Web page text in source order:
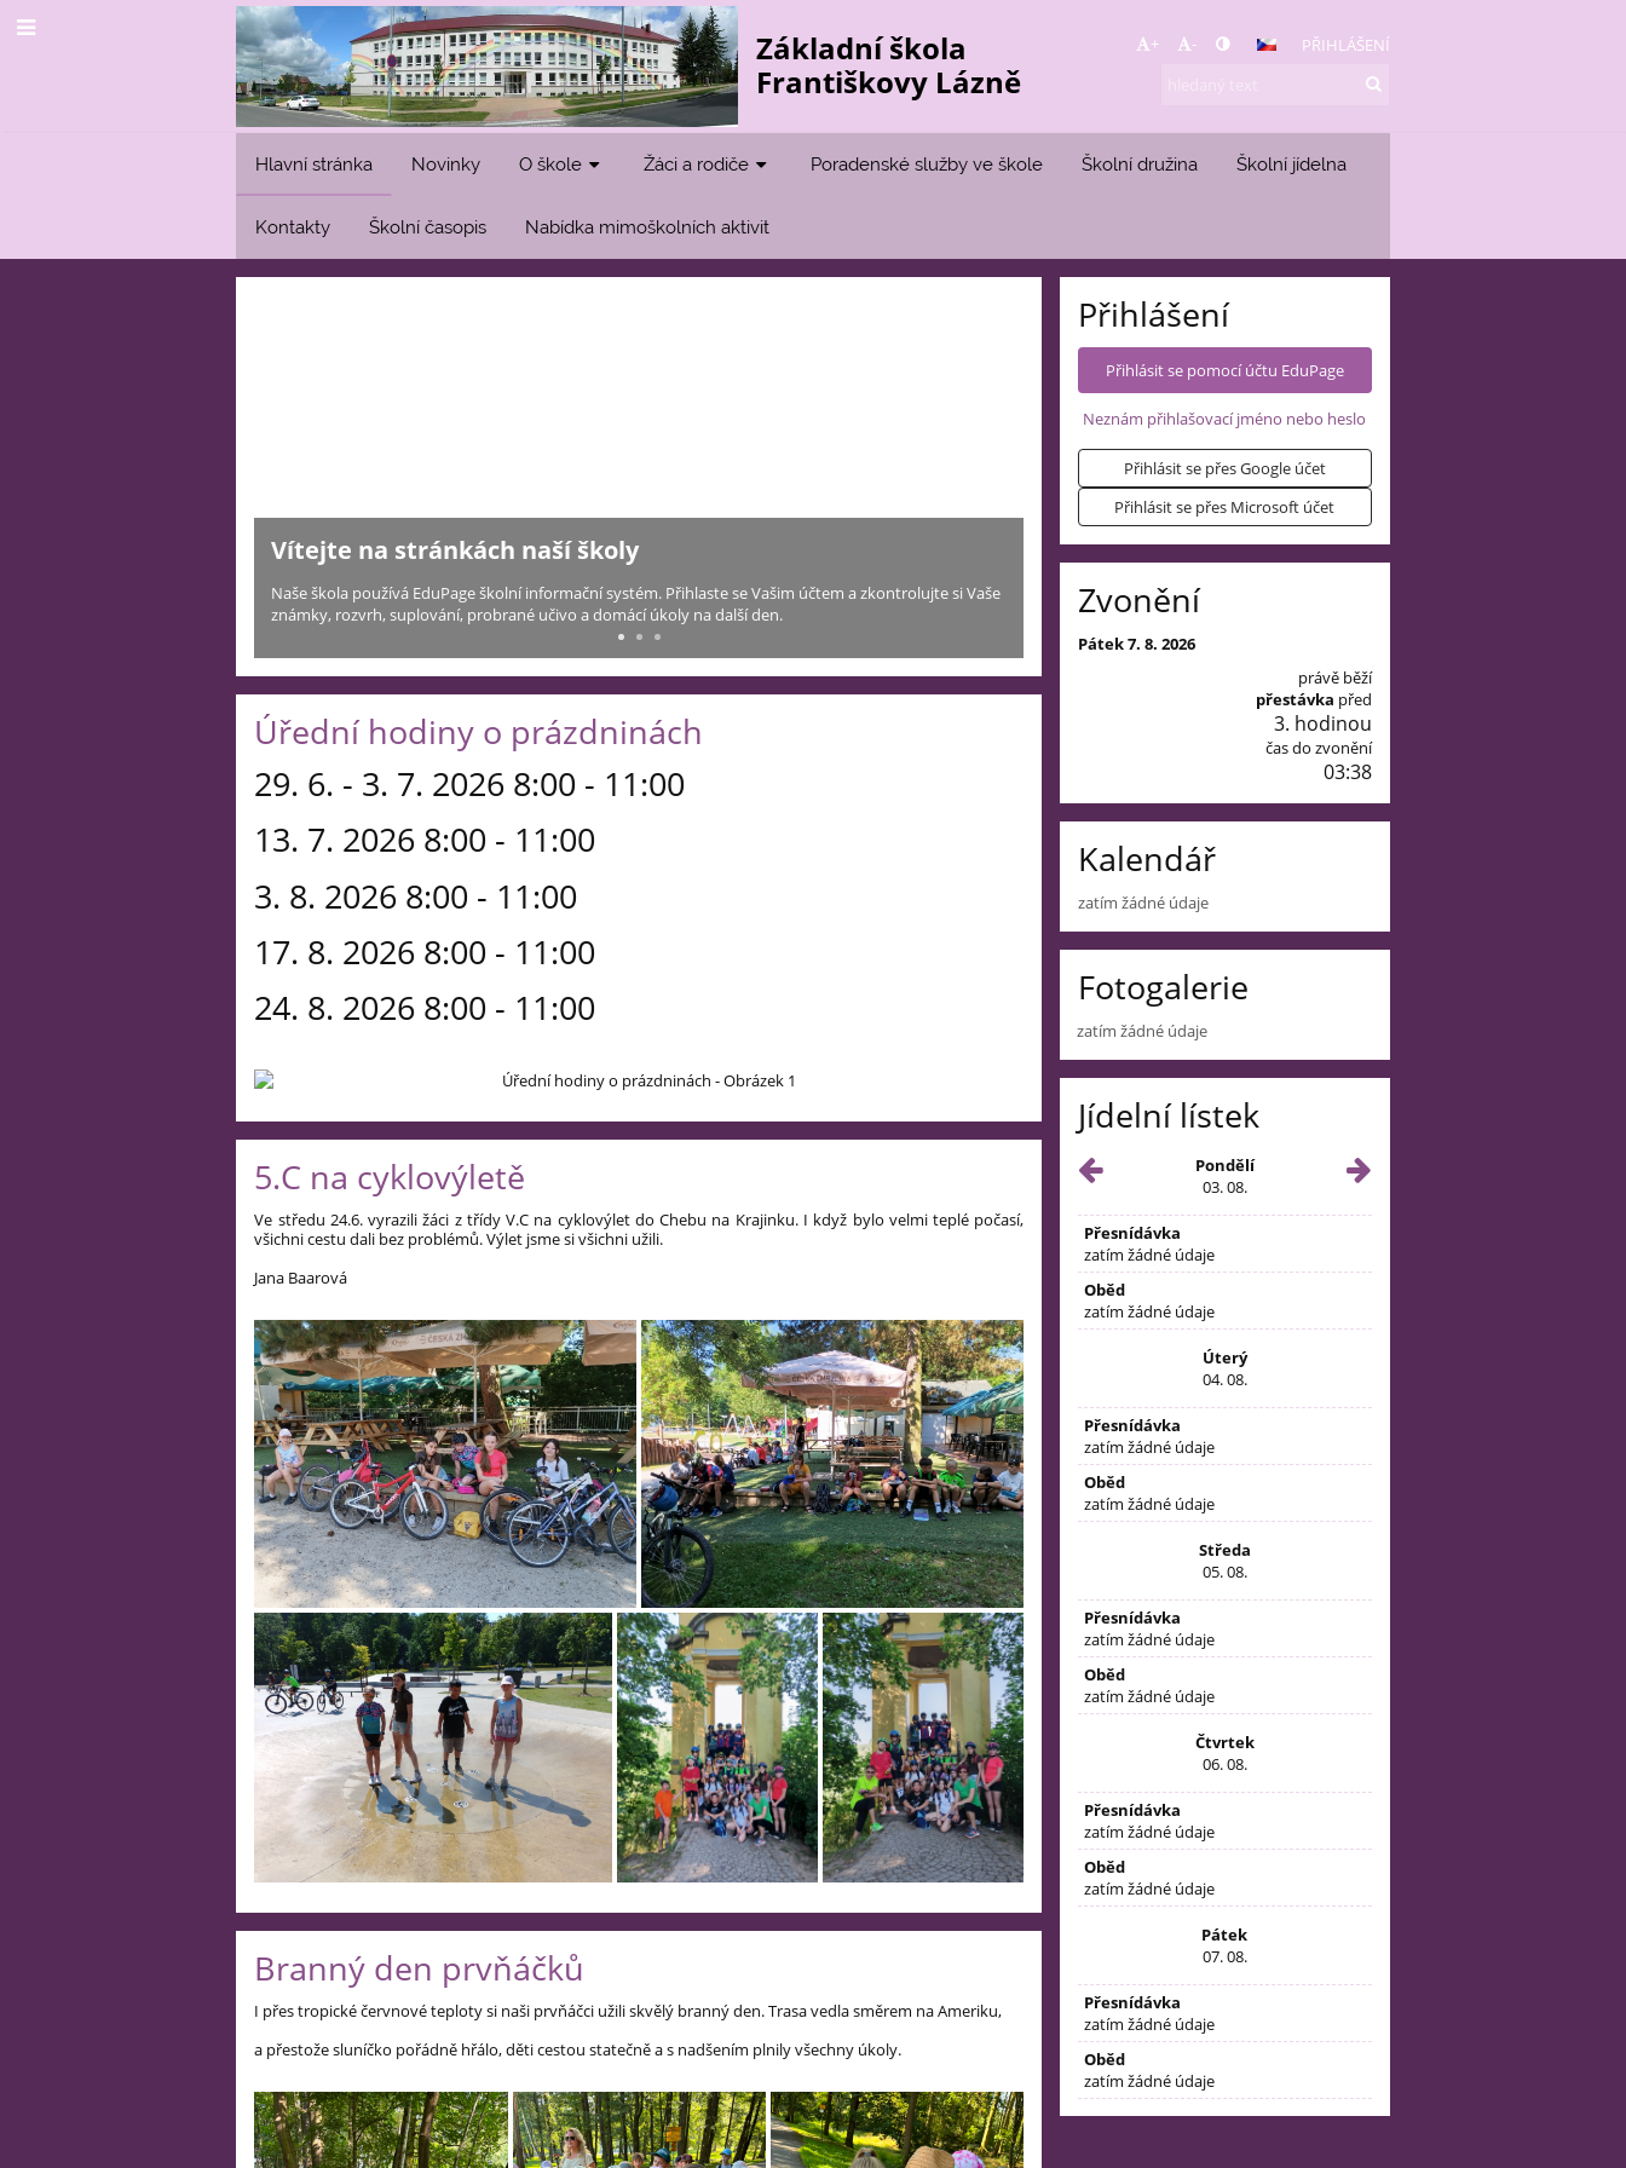
Základní škola
Františkovy Lázně
+ - PŘIHLÁŠENÍ
Hlavní stránka Novinky O škole Žáci a rodiče Poradenské služby ve škole Školní družina Školní jídelna
Kontakty Školní časopis Nabídka mimoškolních aktivit
Vítejte na stránkách naší školy
Naše škola používá EduPage školní informační systém. Přihlaste se Vašim účtem a zkontrolujte si Vaše
známky, rozvrh, suplování, probrané učivo a domácí úkoly na další den.
Úřední hodiny o prázdninách
29. 6. - 3. 7. 2026 8:00 - 11:00
13. 7. 2026 8:00 - 11:00
3. 8. 2026 8:00 - 11:00
17. 8. 2026 8:00 - 11:00
24. 8. 2026 8:00 - 11:00
5.C na cyklovýletě
Ve středu 24.6. vyrazili žáci z třídy V.C na cyklovýlet do Chebu na Krajinku. I když bylo velmi teplé počasí,
všichni cestu dali bez problémů. Výlet jsme si všichni užili.
Jana Baarová
Branný den prvňáčků
I přes tropické červnové teploty si naši prvňáčci užili skvělý branný den. Trasa vedla směrem na Ameriku,
a přestože sluníčko pořádně hřálo, děti cestou statečně a s nadšením plnily všechny úkoly.
Přihlášení
Přihlásit se pomocí účtu EduPage
Neznám přihlašovací jméno nebo heslo
Přihlásit se přes Google účet
Přihlásit se přes Microsoft účet
Zvonění
Pátek 7. 8. 2026
právě běží
přestávka před
3. hodinou
čas do zvonění
03:36
Kalendář
zatím žádné údaje
Fotogalerie
zatím žádné údaje
Jídelní lístek
Pondělí
03. 08.
Přesnídávka
zatím žádné údaje
Oběd
zatím žádné údaje
Úterý
04. 08.
Přesnídávka
zatím žádné údaje
Oběd
zatím žádné údaje
Středa
05. 08.
Přesnídávka
zatím žádné údaje
Oběd
zatím žádné údaje
Čtvrtek
06. 08.
Přesnídávka
zatím žádné údaje
Oběd
zatím žádné údaje
Pátek
07. 08.
Přesnídávka
zatím žádné údaje
Oběd
zatím žádné údaje